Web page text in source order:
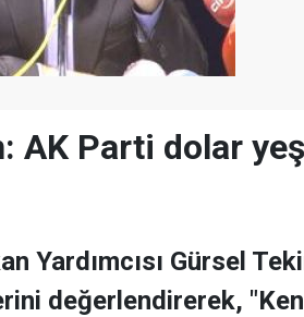
AK Parti dolar
Yardımcısı Gürsel
değerlendirerek,